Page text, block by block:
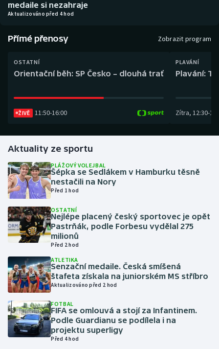
Boby a skeleton
Box
Curling
Golf
Gymnastika
Házená
Jezdectví
Judo
Krasobruslení
Lezení
Lyže a snowboard
Moderní pětiboj
AZ kvíz
medaile si nezahraje
Aktualizováno před 4 hod
Přímé přenosy Zobrazit program
OSTATNÍ
Orientační běh: SP Česko – dlouhá trať
ŽIVĚ 11:50-16:00
PLAVÁNÍ
Plavání:
Zítra, 12:30-
Aktuality ze sportu
PLÁŽOVÝ VOLEJBAL
Šépka se Sedlákem v Hamburku těsně
nestačili na Nory
Před 1 hod
OSTATNÍ
Nejlépe placený český sportovec je opět
Pastrňák, podle Forbesu vydělal 275
milionů
Před 2 hod
ATLETIKA
Senzační medaile. Česká smíšená
štafeta získala na juniorském MS stříbro
Aktualizováno před 2 hod
FOTBAL
FIFA se omlouvá a stojí za Infantinem.
Podle Guardianu se podílela i na
projektu superligy
Před 4 hod